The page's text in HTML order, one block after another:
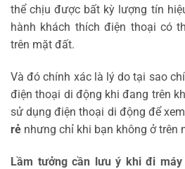
thể chịu được bất kỳ lượng tín
hành khách thích điện thoại có
trên mặt đất.
Và đó chính xác là lý do tại sao
điện thoại di động khi đang trên
sử dụng điện thoại di động để
rẻ nhưng chỉ khi bạn không ở trên
Lầm tưởng cần lưu ý khi đi